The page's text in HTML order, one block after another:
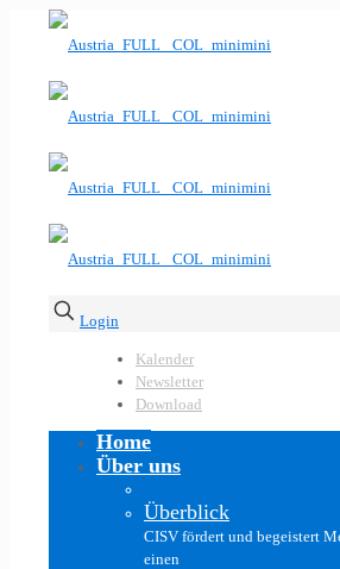
Login
Kalender
Newsletter
Download
Home
Über uns
Überblick
CISV fördert und begeistert
einen